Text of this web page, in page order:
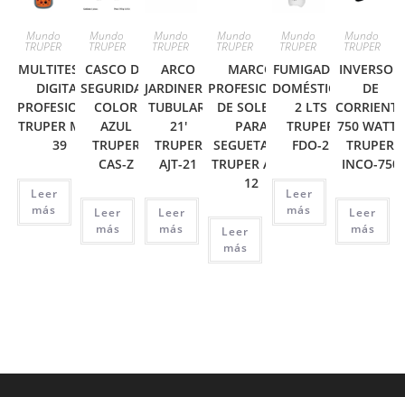
Mundo
TRUPER
MULTITESTER
DIGITAL
PROFESIONAL
TRUPER MUT-
39
Leer
más
Mundo
TRUPER
CASCO DE
SEGURIDAD
COLOR
AZUL
TRUPER
CAS-Z
Leer
más
Mundo
TRUPER
ARCO
JARDINERO
TUBULAR,
21′
TRUPER
AJT-21
Leer
más
Mundo
TRUPER
MARCO
PROFESIONAL
DE SOLERA
PARA
SEGUETA 12′
TRUPER APT-
12
Leer
más
Mundo
TRUPER
FUMIGADOR
DOMÉSTICO,
2 LTS
TRUPER
FDO-2
Leer
más
Mundo
TRUPER
INVERSOR
DE
CORRIENTE
750 WATTS
TRUPER
INCO-750
Leer
más